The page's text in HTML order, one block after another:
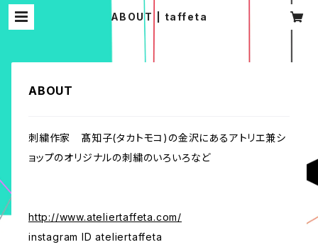
ABOUT | taffeta
ABOUT
刺繍作家 髙知子(タカトモコ)の金沢にあるアトリエ兼シ
ョップのオリジナルの刺繍のいろいろなど
http://www.ateliertaffeta.com/
instagram ID ateliertaffeta